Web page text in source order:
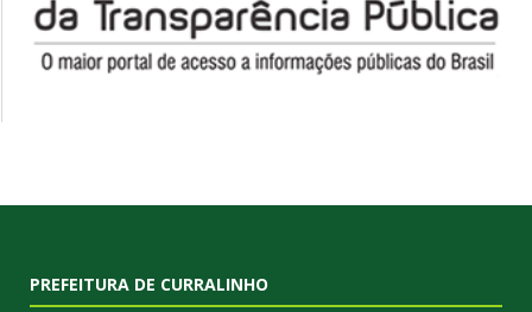
PREFEITURA DE CURRALINHO